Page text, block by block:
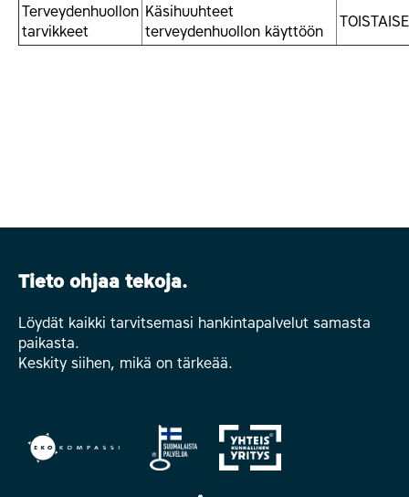
Terveydenhuollon
tarvikkeet
Käsihuuhteet
terveydenhuollon käyttöön
Tieto ohjaa tekoja.
Löydät kaikki tarvitsemasi hankintapalvelut samasta
paikasta.
Keskity siihen, mikä on tärkeää.